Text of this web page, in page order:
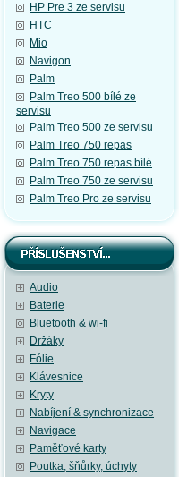
HP Pre 3 ze servisu
HTC
Mio
Navigon
Palm
Palm Treo 500 bílé ze
servisu
Palm Treo 500 ze servisu
Palm Treo 750 repas
Palm Treo 750 repas bílé
Palm Treo 750 ze servisu
Palm Treo Pro ze servisu
Audio
Baterie
Bluetooth & wi-fi
Držáky
Fólie
Klávesnice
Kryty
Nabíjení & synchronizace
Navigace
Paměťové karty
Poutka, šňůrky, úchyty